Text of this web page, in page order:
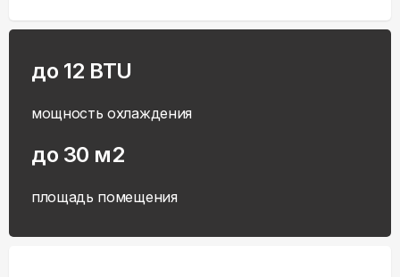
до 12 BTU
мощность охлаждения
до 30 м2
площадь помещения